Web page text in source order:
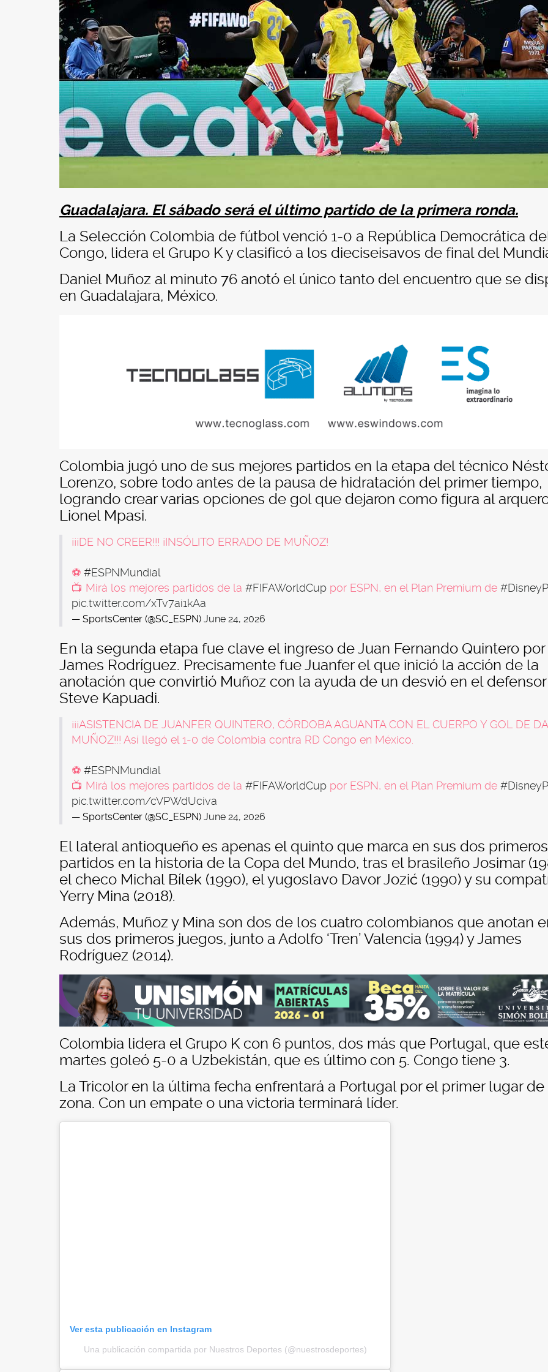
Guadalajara. El sábado será el último partido de la primera ronda.
La Selección Colombia de fútbol venció 1-0 a República Democrática
Congo, lidera el Grupo K y clasificó a los dieciseisavos de final del
Daniel Muñoz al minuto 76 anotó el único tanto del encuentro que se
en Guadalajara, México.
Colombia jugó uno de sus mejores partidos en la etapa del técnico
Lorenzo, sobre todo antes de la pausa de hidratación del primer tiempo,
logrando crear varias opciones de gol que dejaron como figura al
Lionel Mpasi.
¡¡¡DE NO CREER!!! ¡INSÓLITO ERRADO DE MUÑOZ!
⚽ #ESPNMundial
📺 Mirá los mejores partidos de la #FIFAWorldCup por ESPN, en el Plan Premium de
pic.twitter.com/xTv7ai1kAa
— SportsCenter (@SC_ESPN) June 24, 2026
En la segunda etapa fue clave el ingreso de Juan Fernando Quintero por
James Rodríguez. Precisamente fue Juanfer el que inició la acción de la
anotación que convirtió Muñoz con la ayuda de un desvió en el defensor
Steve Kapuadi.
¡¡¡ASISTENCIA DE JUANFER QUINTERO, CÓRDOBA AGUANTA CON EL CUERPO Y GOL DE
MUÑOZ!!! Así llegó el 1-0 de Colombia contra RD Congo en México.
⚽ #ESPNMundial
📺 Mirá los mejores partidos de la #FIFAWorldCup por ESPN, en el Plan Premium de
pic.twitter.com/cVPWdUciva
— SportsCenter (@SC_ESPN) June 24, 2026
El lateral antioqueño es apenas el quinto que marca en sus dos primeros
partidos en la historia de la Copa del Mundo, tras el brasileño Josimar
el checo Michal Bílek (1990), el yugoslavo Davor Jozić (1990) y su
Yerry Mina (2018).
Además, Muñoz y Mina son dos de los cuatro colombianos que anotan
sus dos primeros juegos, junto a Adolfo ‘Tren’ Valencia (1994) y James
Rodríguez (2014).
Colombia lidera el Grupo K con 6 puntos, dos más que Portugal, que
martes goleó 5-0 a Uzbekistán, que es último con 5. Congo tiene 3.
La Tricolor en la última fecha enfrentará a Portugal por el primer lugar de
zona. Con un empate o una victoria terminará líder.
Ver esta publicación en Instagram
Una publicación compartida por Nuestros Deportes (@nuestrosdeportes)